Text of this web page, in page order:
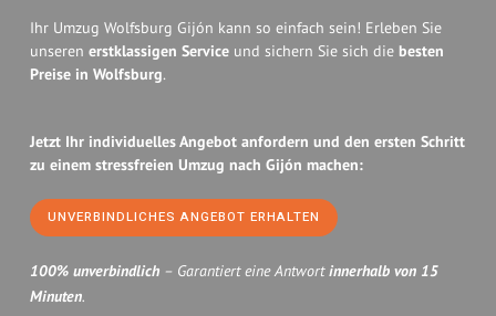
Ihr Umzug Wolfsburg Gijón kann so einfach sein! Erleben Sie
unseren erstklassigen Service und sichern Sie sich die besten
Preise in Wolfsburg.
Jetzt Ihr individuelles Angebot anfordern und den ersten Schritt
zu einem stressfreien Umzug nach Gijón machen:
UNVERBINDLICHES ANGEBOT ERHALTEN
100% unverbindlich – Garantiert eine Antwortinnerhalb von 15
Minuten.